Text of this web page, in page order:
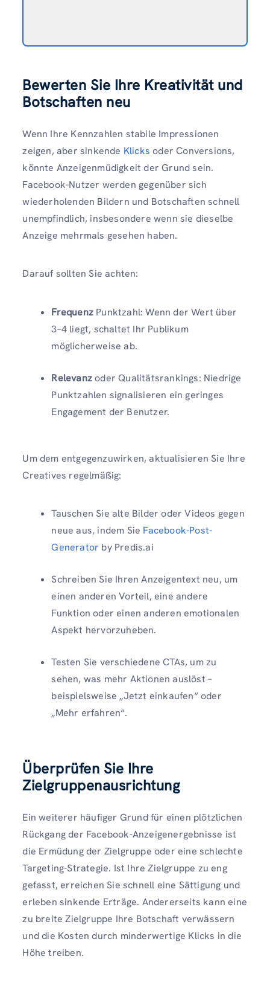
Bewerten Sie Ihre Kreativität und
Botschaften neu
Wenn Ihre Kennzahlen stabile Impressionen
zeigen, aber sinkende Klicks oder Conversions,
könnte Anzeigenmüdigkeit der Grund sein.
Facebook-Nutzer werden gegenüber sich
wiederholenden Bildern und Botschaften schnell
unempfindlich, insbesondere wenn sie dieselbe
Anzeige mehrmals gesehen haben.
Darauf sollten Sie achten:
Frequenz Punktzahl: Wenn der Wert über
3–4 liegt, schaltet Ihr Publikum
möglicherweise ab.
Relevanzoder Qualitätsrankings: Niedrige
Punktzahlen signalisieren ein geringes
Engagement der Benutzer.
Um dem entgegenzuwirken, aktualisieren Sie Ihre
Creatives regelmäßig:
Tauschen Sie alte Bilder oder Videos gegen
neue aus, indem Sie Facebook-Post-
Generator by Predis.ai
Schreiben Sie Ihren Anzeigentext neu, um
einen anderen Vorteil, eine andere
Funktion oder einen anderen emotionalen
Aspekt hervorzuheben.
Testen Sie verschiedene CTAs, um zu
sehen, was mehr Aktionen auslöst –
beispielsweise „Jetzt einkaufen“ oder
„Mehr erfahren“.
Überprüfen Sie Ihre
Zielgruppenausrichtung
Ein weiterer häufiger Grund für einen plötzlichen
Rückgang der Facebook-Anzeigenergebnisse ist
die Ermüdung der Zielgruppe oder eine schlechte
Targeting-Strategie. Ist Ihre Zielgruppe zu eng
gefasst, erreichen Sie schnell eine Sättigung und
erleben sinkende Erträge. Andererseits kann eine
zu breite Zielgruppe Ihre Botschaft verwässern
und die Kosten durch minderwertige Klicks in die
Höhe treiben.